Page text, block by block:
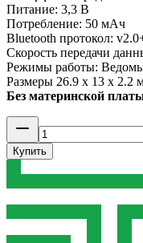
Питание: 3,3 В
Потребление: 50 мАч
Bluetooth протокол:
Скорость передачи
Режимы работы:
Размеры 26.9 x 13 x 2.2
Без материнской
Купить